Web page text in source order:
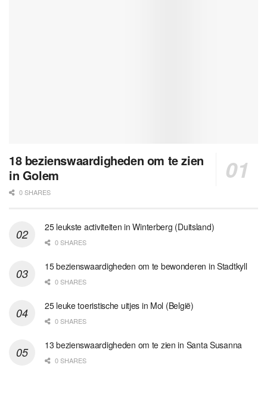
18 bezienswaardigheden om te zien
in Golem
0 SHARES
25 leukste activiteiten in Winterberg (Duitsland)
0 SHARES
15 bezienswaardigheden om te bewonderen in Stadtkyll
0 SHARES
25 leuke toeristische uitjes in Mol (België)
0 SHARES
13 bezienswaardigheden om te zien in Santa Susanna
0 SHARES